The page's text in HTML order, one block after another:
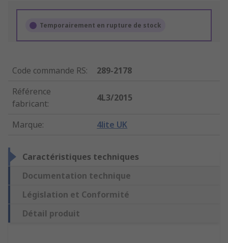
Temporairement en rupture de stock
Code commande RS:
289-2178
Référence
fabricant:
4L3/2015
Marque: 4lite UK
Caractéristiques techniques
Documentation technique
Législation et Conformité
Détail produit